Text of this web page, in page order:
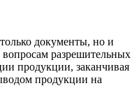
документы, но и
разрешительных
продукции, заканчивая
продукции на